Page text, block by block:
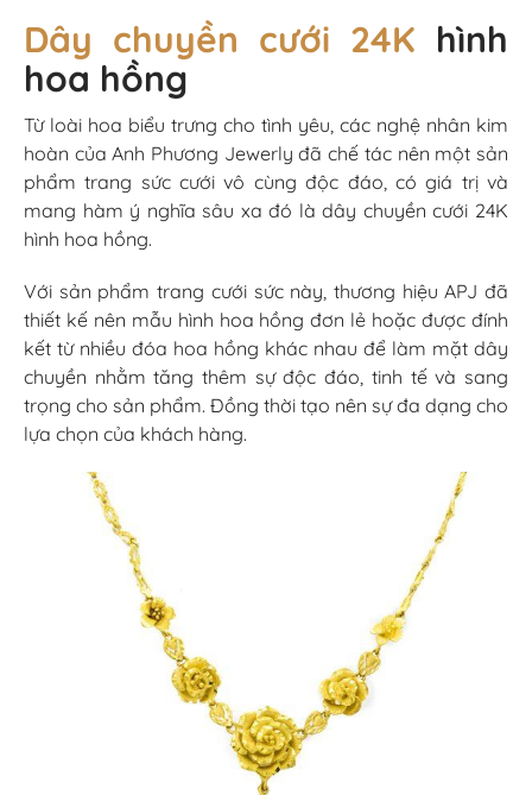
Dây chuyền cưới 24K hình
hoa hồng
Từ loài hoa biểu trưng cho tình yêu, các nghệ nhân kim
hoàn của Anh Phương Jewerly đã chế tác nên một sản
phẩm trang sức cưới vô cùng độc đáo, có giá trị và
mang hàm ý nghĩa sâu xa đó là dây chuyền cưới 24K
hình hoa hồng.
Với sản phẩm trang cưới sức này, thương hiệu APJ đã
thiết kế nên mẫu hình hoa hồng đơn lẻ hoặc được đính
kết từ nhiều đóa hoa hồng khác nhau để làm mặt dây
chuyền nhằm tăng thêm sự độc đáo, tinh tế và sang
trọng cho sản phẩm. Đồng thời tạo nên sự đa dạng cho
lựa chọn của khách hàng.